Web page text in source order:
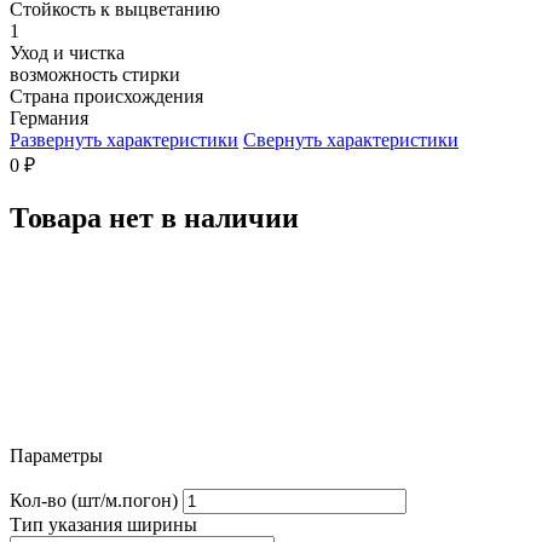
Стойкость к выцветанию
1
Уход и чистка
возможность стирки
Страна происхождения
Германия
Развернуть характеристики Свернуть характеристики
0 ₽
Товара нет в наличии
Параметры
Кол-во (шт/м.погон)
Тип указания ширины